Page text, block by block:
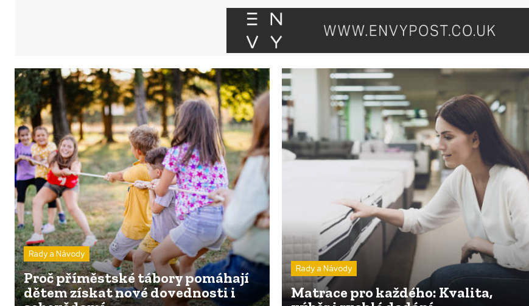
Rady a Návody
Proč příměstské tábory pomáhají
dětem získat nové dovednosti i
Rady a Návody
Matrace pro každého: Kvalita,